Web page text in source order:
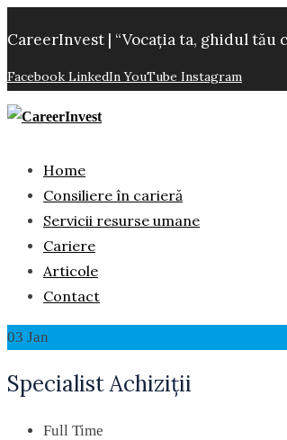
CareerInvest | “Vocația ta, ghidul tău
Facebook LinkedInYouTube Instagram
Home
Consiliere în carieră
Servicii resurse umane
Cariere
Articole
Contact
03 Jan
Specialist Achiziții
Full Time